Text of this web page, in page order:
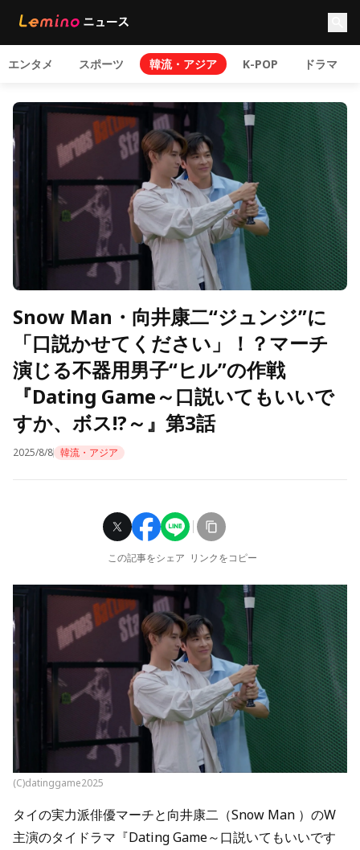
エンタメ スポーツ 韓流・アジア K-POP ドラマ
Snow Man・向井康二“ジュンジ”に
「口説かせてください」！？マーチ
演じる不器用男子“ヒル”の作戦
『Dating Game～口説いてもいいで
すか、ボス!?～』第3話
2025/8/8 韓流・アジア
この記事をシェア リンクをコピー
(C)datinggame2025
タイの実力派俳優マーチと向井康二（Snow Man ）のW
主演のタイドラマ『Dating Game～口説いてもいいです